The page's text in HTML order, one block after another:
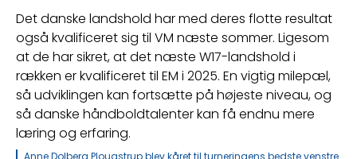
Det danske landshold har med deres flotte resultat
også kvalificeret sig til VM næste sommer. Ligesom
at de har sikret, at det næste W17-landshold i
rækken er kvalificeret til EM i 2025. En vigtig milepæl,
så udviklingen kan fortsætte på højeste niveau, og
så danske håndboldtalenter kan få endnu mere
læring og erfaring.
Anne Dolberg Plougstrup blev kåret til turneringens bedste venstre